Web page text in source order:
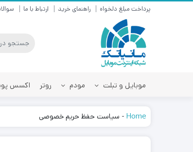
پرداخت مبلغ دلخواه راهنمای خرید ارتباط با ما
موبایل و تبلت مودم روتر اکسس
Home
- سیاست حفظ حریم خصوصی